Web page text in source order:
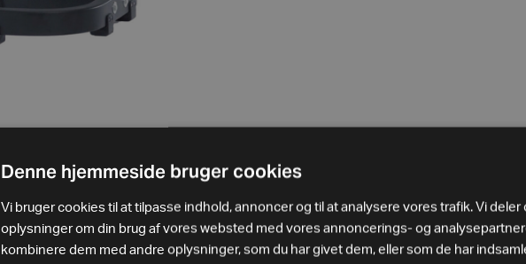
Denne hjemmeside bruger cookies
Vi bruger cookies til at tilpasse indhold, annoncer og til at analysere vores trafik. Vi deler
oplysninger om din brug af vores websted med vores annoncerings- og
kombinere dem med andre oplysninger, som du har givet dem, eller som de har